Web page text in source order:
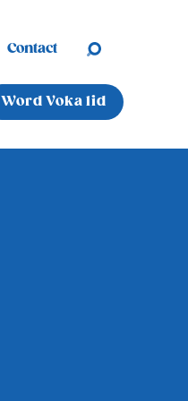
Contact
Word Voka lid